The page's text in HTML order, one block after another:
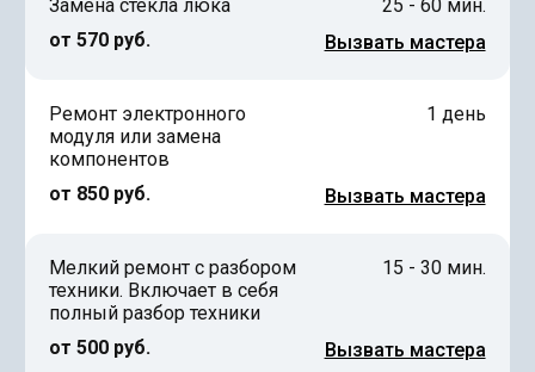
Замена стекла люка
от 570 руб.
25 - 60 мин.
Вызвать мастера
Ремонт электронного
модуля или замена
компонентов
от 850 руб.
1 день
Вызвать мастера
Мелкий ремонт с разбором
техники. Включает в себя
полный разбор техники
от 500 руб.
15 - 30 мин.
Вызвать мастера